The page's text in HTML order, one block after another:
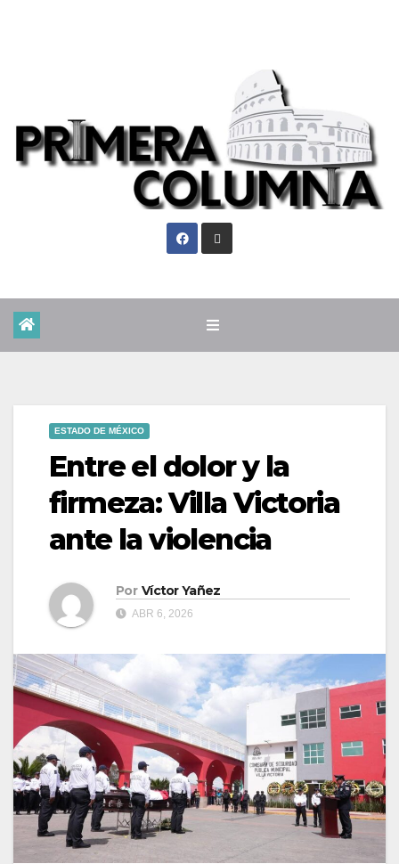
ESTADO DE MÉXICO
Entre el dolor y la
firmeza: Villa Victoria
ante la violencia
Por Víctor Yañez
ABR 6, 2026